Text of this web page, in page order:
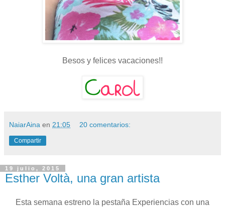
Besos y felices vacaciones!!
NaiarAina en 21:05 20 comentarios:
Compartir
19 julio, 2015
Esther Voltà, una gran artista
Esta semana estreno la pestaña Experiencias con una